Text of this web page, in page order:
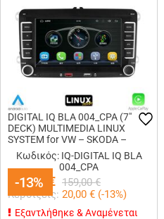
-13%
DIGITAL IQ BLA 004_CPA (7"
DECK) MULTIMEDIA LINUX
SYSTEM for VW – SKODA –
SEAT mod. 2004-2014
Κωδικός: IQ-DIGITAL IQ BLA
004_CPA
139,00 € 159,00 €
Κερδίζεις: 20,00 € (-13%)
-13%
Εξαντλήθηκε & Αναμένεται